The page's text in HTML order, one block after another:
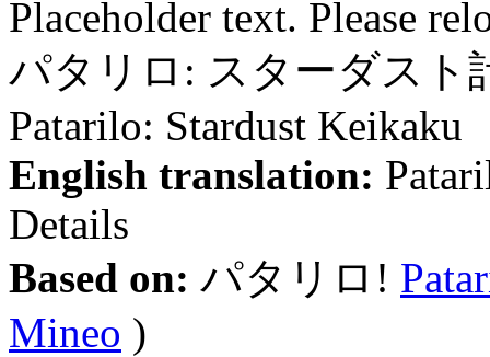
Placeholder text. Please
パタリロ: スターダスト
Patarilo: Stardust Keikaku
English translation:
Details
Based on: パタリロ!
Mineo )